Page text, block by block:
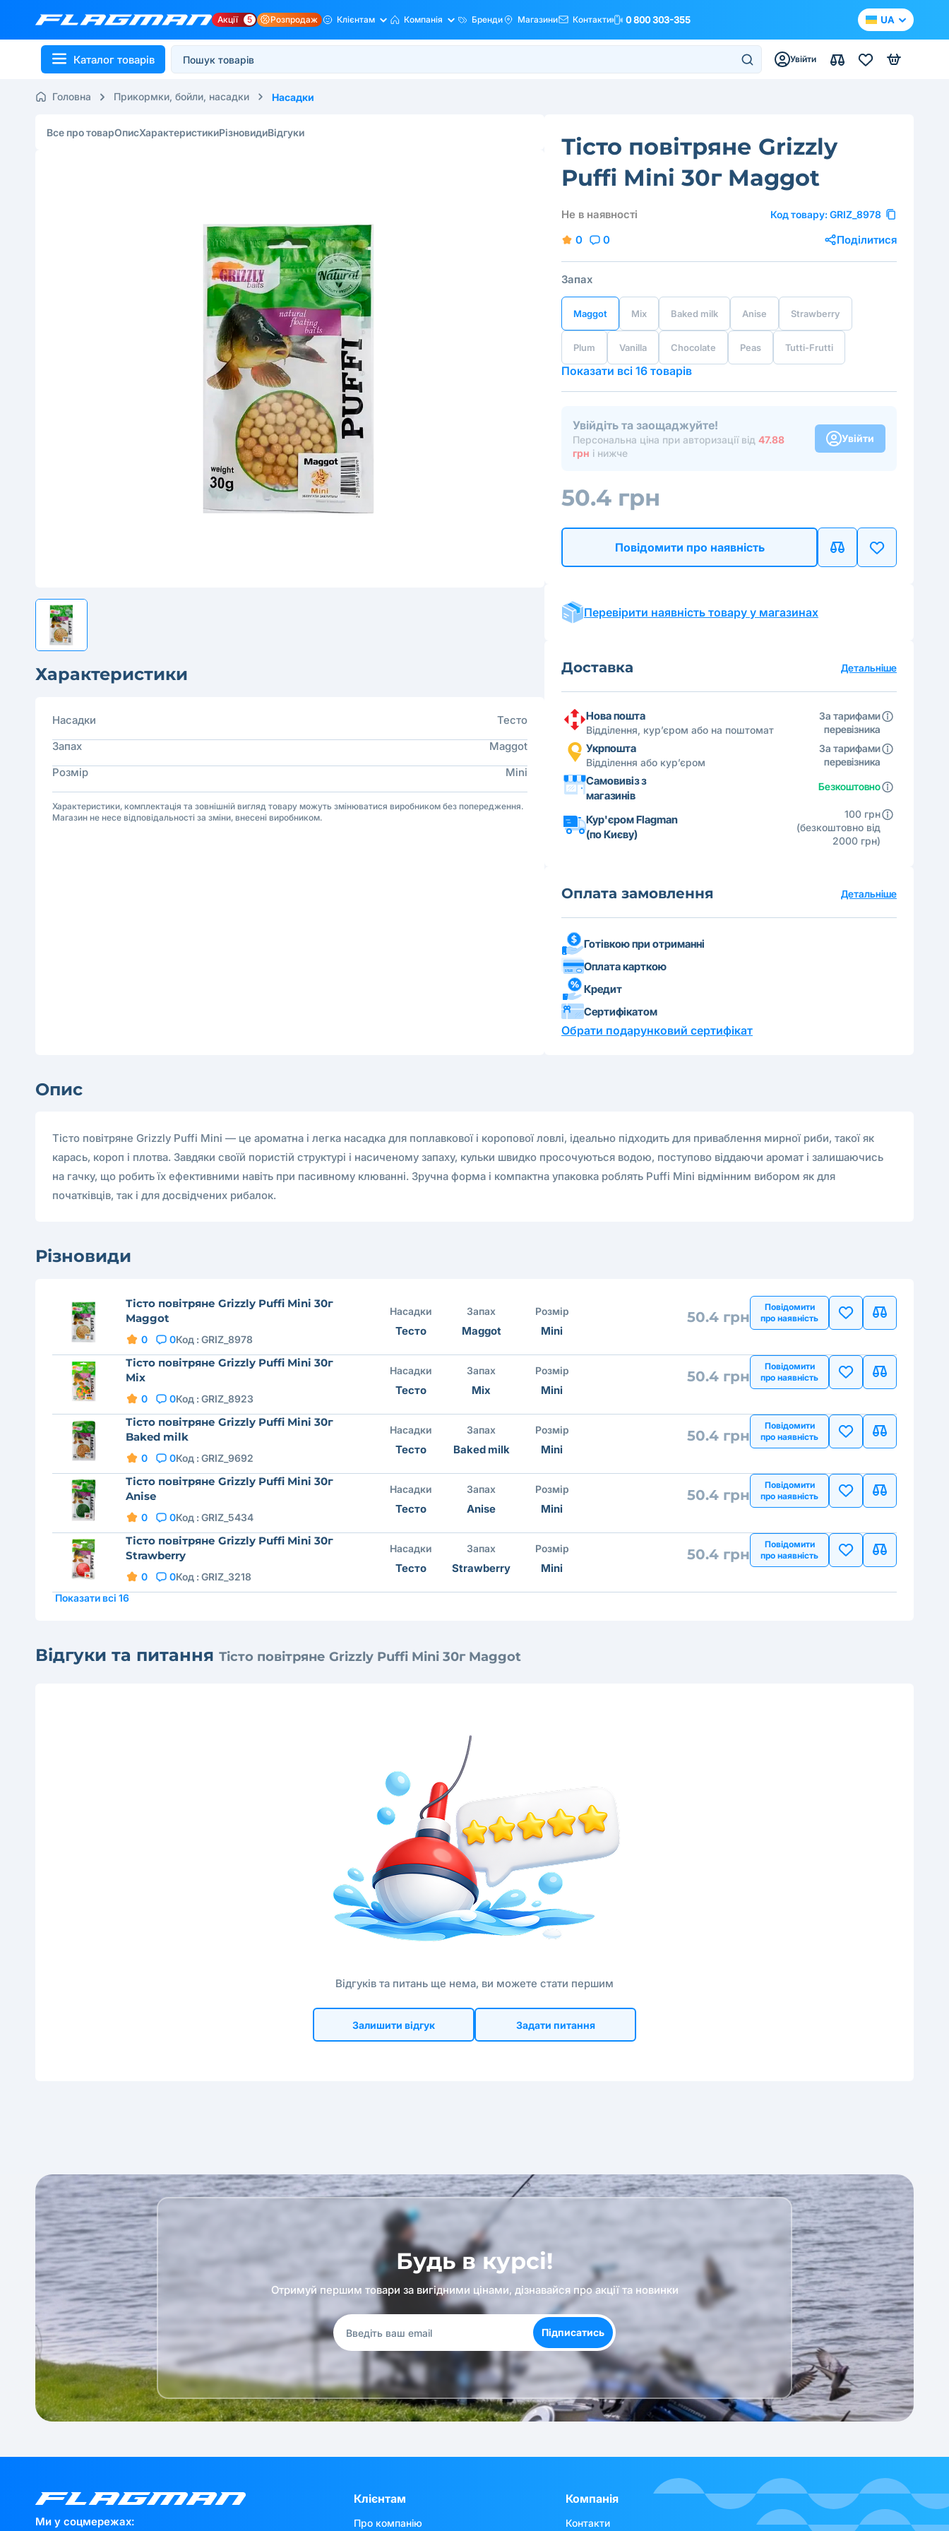
Акції 5 Розпродаж Клієнтам Компанія Бренди Магазини Контакти 0 800 303-355 UA
Каталог товарів Увійти
Головна Прикормки, бойли, насадки Насадки
Все про товарОписХарактеристикиРізновидиВідгуки
Характеристики
Насадки
Тесто
Запах
Maggot
Розмір
Mini
Характеристики, комплектація та зовнішній вигляд товару можуть змінюватися виробником без попередження.
Магазин не несе відповідальності за зміни, внесені виробником.
Тісто повітряне Grizzly
Puffi Mini 30г Maggot
Не в наявності Код товару: GRIZ_8978
0 0 Поділитися
Запах
Maggot Mix Baked milk Anise Strawberry
Plum Vanilla Chocolate Peas Tutti-Frutti
Показати всі 16 товарів
Увійдіть та заощаджуйте!
Персональна ціна при авторизації від 47.88
грн і нижче
Увійти
50.4 грн
Повідомити про наявність
Перевірити наявність товару у магазинах
Доставка Детальніше
Нова пошта
Відділення, кур’єром або на поштомат
За тарифами
перевізника
Укрпошта
Відділення або кур’єром
За тарифами
перевізника
Самовивіз з
магазинів
Безкоштовно
Кур'єром Flagman
(по Києву)
100 грн
(безкоштовно від
2000 грн)
Оплата замовлення Детальніше
Готівкою при отриманні
Оплата карткою
Кредит
Сертифікатом
Обрати подарунковий сертифікат
Опис
Тісто повітряне Grizzly Puffi Mini — це ароматна і легка насадка для поплавкової і коропової ловлі, ідеально підходить для приваблення мирної риби, такої як
карась, короп і плотва. Завдяки своїй пористій структурі і насиченому запаху, кульки швидко просочуються водою, поступово віддаючи аромат і залишаючись
на гачку, що робить їх ефективними навіть при пасивному клюванні. Зручна форма і компактна упаковка роблять Puffi Mini відмінним вибором як для
початківців, так і для досвідчених рибалок.
Різновиди
Тісто повітряне Grizzly Puffi Mini 30г
Maggot
0 0Код : GRIZ_8978
Насадки
Тесто
Запах
Maggot
Розмір
Mini
50.4 грн
Повідомити
про наявність
Тісто повітряне Grizzly Puffi Mini 30г
Mix
0 0Код : GRIZ_8923
Насадки
Тесто
Запах
Mix
Розмір
Mini
50.4 грн
Повідомити
про наявність
Тісто повітряне Grizzly Puffi Mini 30г
Baked milk
0 0Код : GRIZ_9692
Насадки
Тесто
Запах
Baked milk
Розмір
Mini
50.4 грн
Повідомити
про наявність
Тісто повітряне Grizzly Puffi Mini 30г
Anise
0 0Код : GRIZ_5434
Насадки
Тесто
Запах
Anise
Розмір
Mini
50.4 грн
Повідомити
про наявність
Тісто повітряне Grizzly Puffi Mini 30г
Strawberry
0 0Код : GRIZ_3218
Насадки
Тесто
Запах
Strawberry
Розмір
Mini
50.4 грн
Повідомити
про наявність
Показати всі 16
Відгуки та питання Тісто повітряне Grizzly Puffi Mini 30г Maggot
Відгуків та питань ще нема, ви можете стати першим
Залишити відгук Задати питання
Будь в курсі!
Отримуй першим товари за вигідними цінами, дізнавайся про акції та новинки
Підписатись
Ми у соцмережах:
Клієнтам
Про компанію
Компанія
Контакти